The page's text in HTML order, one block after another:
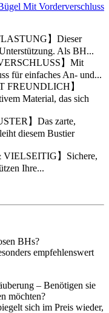
Mit Vorderverschluss
】Dieser
Als BH...
】Mit
für einfaches An- und...
FREUNDLICH】
Material, das sich
】Das zarte,
diesem Bustier
】Sichere,
Ihre...
BHs?
empfehlenswert
– Benötigen sie
möchten?
sich im Preis wieder,